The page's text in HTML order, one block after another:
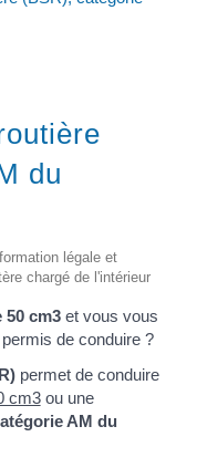
du
légale et
chargé de l'intérieur
50 cm3et vous vous
de conduire ?
permet de conduire
cm3ou une
AM du